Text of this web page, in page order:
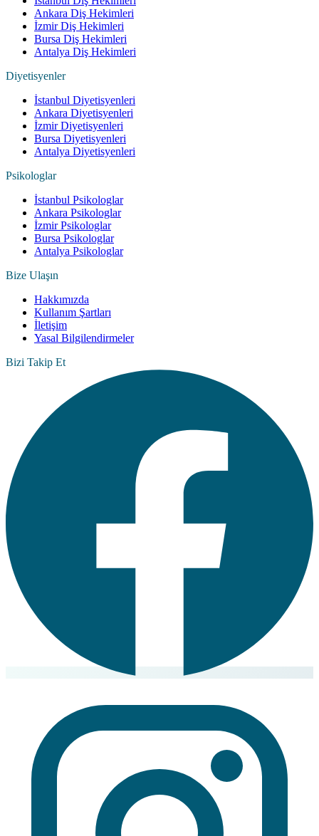
Ankara Diş Hekimleri
İzmir Diş Hekimleri
Bursa Diş Hekimleri
Antalya Diş Hekimleri
Diyetisyenler
İstanbul Diyetisyenleri
Ankara Diyetisyenleri
İzmir Diyetisyenleri
Bursa Diyetisyenleri
Antalya Diyetisyenleri
Psikologlar
İstanbul Psikologlar
Ankara Psikologlar
İzmir Psikologlar
Bursa Psikologlar
Antalya Psikologlar
Bize Ulaşın
Hakkımızda
Kullanım Şartları
İletişim
Yasal Bilgilendirmeler
Bizi Takip Et